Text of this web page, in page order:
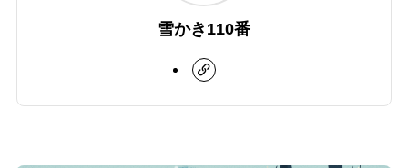
雪かき110番